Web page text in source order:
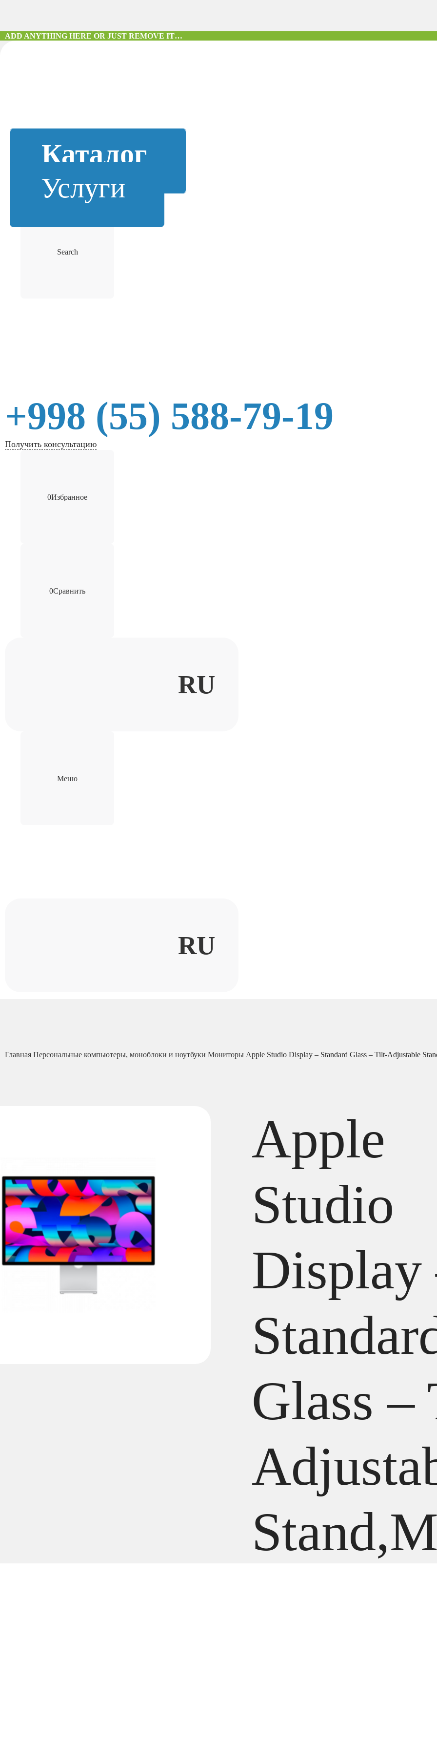
ADD ANYTHING HERE OR JUST REMOVE IT…
Каталог
Услуги
Search
+998 (55) 588-79-19
Получить консультацию
0Избранное
0Сравнить
RU
Меню
RU
Главная Персональные компьютеры, моноблоки и ноутбуки Мониторы Apple Studio Display – Standard Glass – Tilt-Adjustable
Apple
Studio
Display
Glass